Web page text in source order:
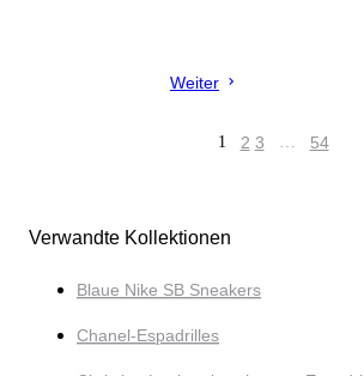
Weiter
1 2 3 … 54
Verwandte Kollektionen
Blaue Nike SB Sneakers
Chanel-Espadrilles